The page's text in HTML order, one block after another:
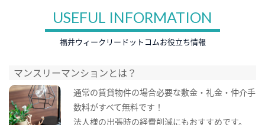
USEFUL INFORMATION
福井ウィークリードットコムお役立ち情報
マンスリーマンションとは？
通常の賃貸物件の場合必要な敷金・礼金・仲介手
数料がすべて無料です！
法人様の出張時の経費削減にもおすすめです。